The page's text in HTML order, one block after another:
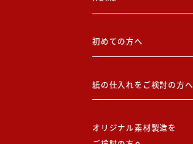
初めての方へ
紙の仕入れをご検討の方へ
オリジナル素材製造を